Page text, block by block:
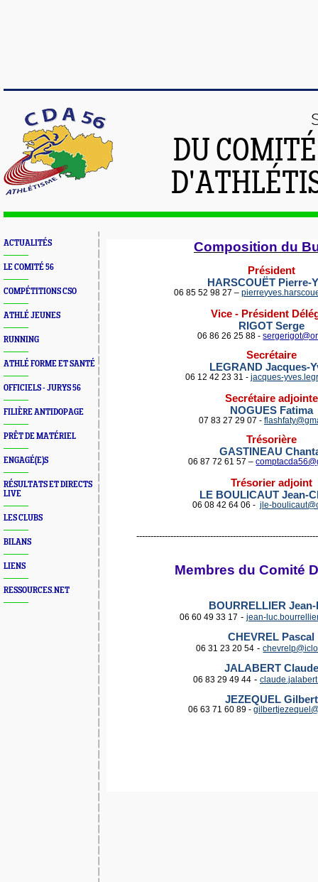
DU
ACTUALITÉS
LE COMITÉ 56
COMPÉTITIONS CSO
ATHLÉ JEUNES
RUNNING
ATHLÉ FORME ET SANTÉ
OFFICIELS - JURYS 56
FILIÈRE ANTIDOPAGE
PRÊT DE MATÉRIEL
ENGAGÉ(E)S
RÉSULTATS ET DIRECTS
LIVE
LES CLUBS
BILANS
LIENS
RESSOURCES.NET
Composition du
Président
HARSCOUËT Pierre-
06 85 52 98 27 –
Vice - Président
RIGOT Serge
06 86 26 25 88 -
Secrétaire
LEGRAND Jacques-
06 12 42 23 31 - jacques-
Secrétaire adjointe
NOGUES Fatima
07 83 27 29 07 -
Trésorière
GASTINEAU
06 87 72 61 57 –
Trésorier adjoint
LE BOULICAUT Jean-
06 08 42 64 06 - jle-
Membres du Comité
BOURRELLIER
06 60 49 33 17 -jean-
CHEVREL Pascal
06 31 23 20 54 -
JALABERT Claude
06 83 29 49 44 -
JEZEQUEL Gilbert
06 63 71 60 89 -